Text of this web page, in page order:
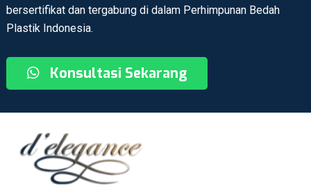
bersertifikat dan tergabung di dalam Perhimpunan Bedah
Plastik Indonesia.
Konsultasi Sekarang